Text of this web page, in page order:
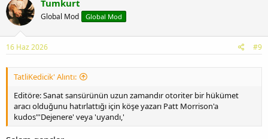
Tumkurt
Global Mod Global Mod
16 Haz 2026 #9
TatliKedicik' Alıntı:
Editöre: Sanat sansürünün uzun zamandır otoriter bir hükümet
aracı olduğunu hatırlattığı için köşe yazarı Patt Morrison'a
kudos"'Dejenere' veya 'uyandı,'